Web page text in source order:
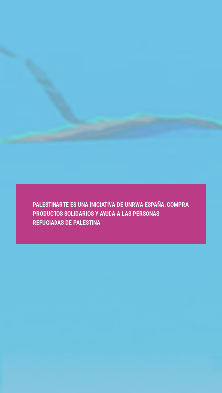
PALESTINARTE ES UNA INICIATIVA DE UNRWA ESPAÑA. COMPRA
PRODUCTOS SOLIDARIOS Y AYUDA A LAS PERSONAS
REFUGIADAS DE PALESTINA